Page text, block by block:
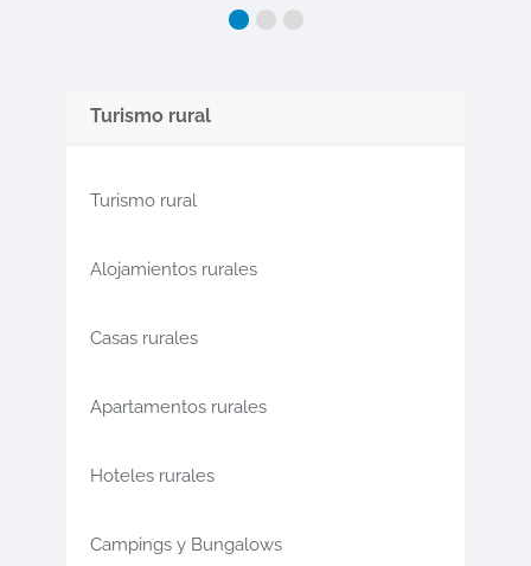
Turismo rural
Turismo rural
Alojamientos rurales
Casas rurales
Apartamentos rurales
Hoteles rurales
Campings y Bungalows